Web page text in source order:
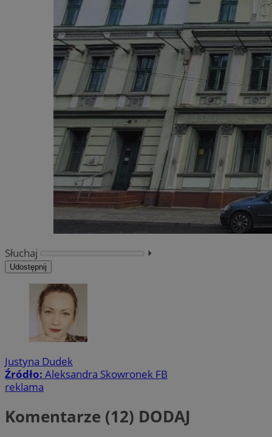
Słuchaj ⏵︎
Udostępnij
Justyna Dudek
Źródło: Aleksandra Skowronek FB
reklama
Komentarze (12) DODAJ